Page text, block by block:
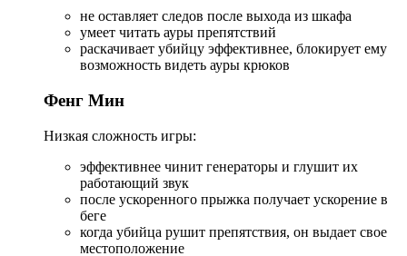
не оставляет следов после выхода из шкафа
умеет читать ауры препятствий
раскачивает убийцу эффективнее, блокирует ему
возможность видеть ауры крюков
Фенг Мин
Низкая сложность игры:
эффективнее чинит генераторы и глушит их
работающий звук
после ускоренного прыжка получает ускорение в
беге
когда убийца рушит препятствия, он выдает свое
местоположение